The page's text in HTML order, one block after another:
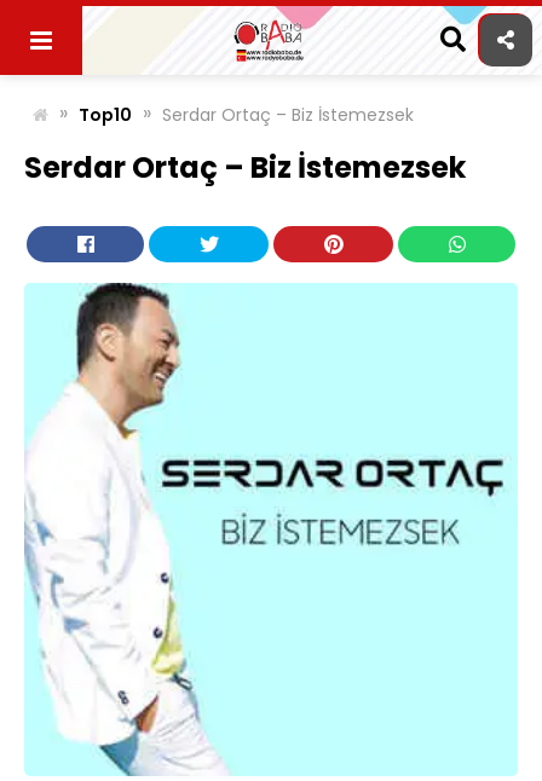
content
» Top10 » Serdar Ortaç – Biz İstemezsek
Serdar Ortaç – Biz İstemezsek